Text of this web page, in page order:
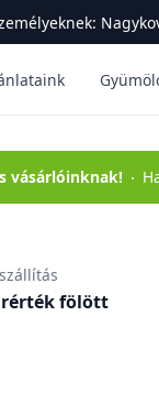
vásárlóinknak!
fölött